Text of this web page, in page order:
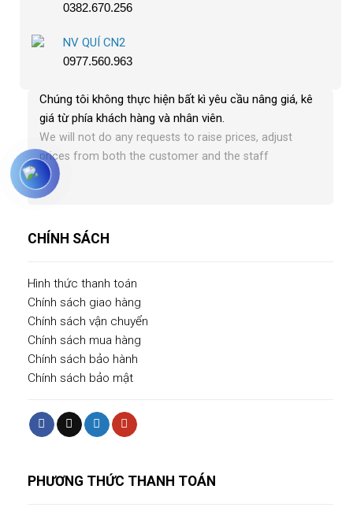
0382.670.256
NV QUÍ CN2
0977.560.963
Chúng tôi không thực hiện bất kì yêu cầu nâng giá, kê
giá từ phía khách hàng và nhân viên.
We will not do any requests to raise prices, adjust
prices from both the customer and the staff
CHÍNH SÁCH
Hình thức thanh toán
Chính sách giao hàng
Chính sách vận chuyển
Chính sách mua hàng
Chính sách bảo hành
Chính sách bảo mật
PHƯƠNG THỨC THANH TOÁN